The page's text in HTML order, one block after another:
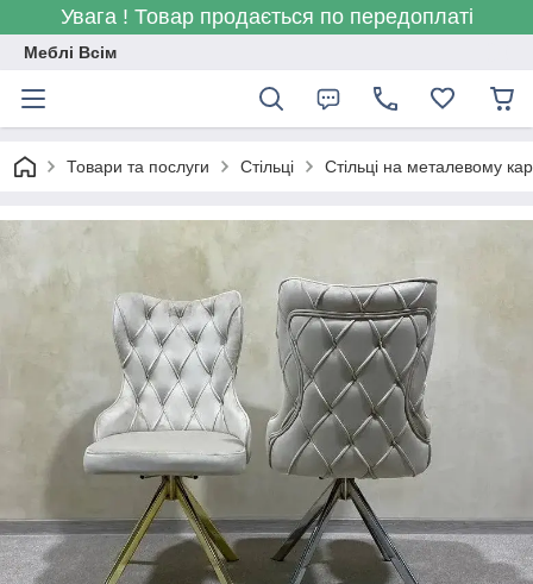
Увага ! Товар продається по передоплаті
Меблі Всім
Товари та послуги Стільці Стільці на металевому